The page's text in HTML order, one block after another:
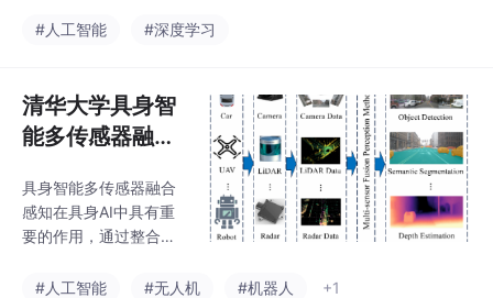
和更大规模的数据。通
程，ARIO为开发更强
大、更通用的具身AI智
能体铺平了道路。
#人工智能 #深度学习
清华大学具身智
能多传感器融合
景、方法、挑战
与展望
具身智能多传感器融合
感知在具身AI中具有重
要的作用，通过整合多
著提高系统的感知能力
#人工智能 #无人机 #机器人 +1